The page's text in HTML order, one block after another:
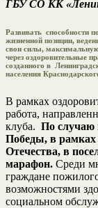
ГБУ СО КК
Развивать способности
жизненной позиции,
свои силы, максимальную
через оздоровительные
созданного в
населения
В рамках
работа,
клуба. По случаю
Победы, в рамках
Отечества, в
марафон. Среди
граждане
возможностями
социальном